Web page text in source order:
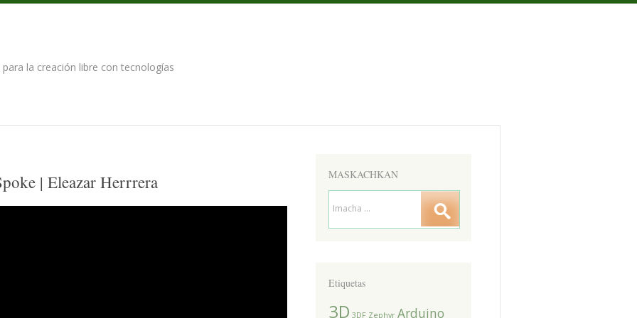
la creación libre con tecnologías
| Eleazar Herrrera MASKACHKAN
Etiquetas
3D 3DF Zephyr Arduino